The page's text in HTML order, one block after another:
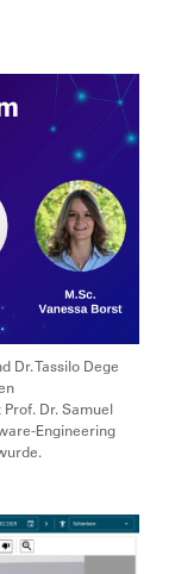
Dr. Tassilo Dege
Dr. Samuel
Engineering